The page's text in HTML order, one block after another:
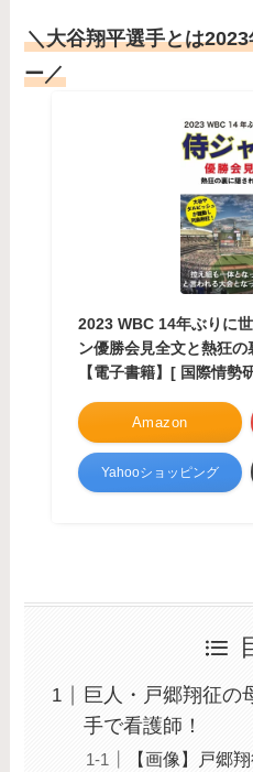
＼大谷翔平選手とは
ー／
2023 WBC 14年ぶりに
ン優勝会見全文と熱狂
【電子書籍】[ 国際情勢
Amazon
Yahooショッピング
巨人・戸郷翔征の
手で看護師！
【画像】戸郷